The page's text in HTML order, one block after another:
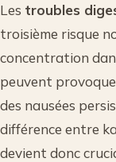
Les troubles
troisième risque
concentration
peuvent
des nausées
différence entre
devient donc